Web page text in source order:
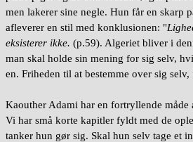
men lakerer sine negle. Hun får en skarp
afleverer en stil med konklusionen: "
eksisterer ikke. (p.59). Algeriet bliver i
man skal holde sin mening for sig selv,
en. Friheden til at bestemme over sig
Kaouther Adami har en fortryllende
Vi har små korte kapitler fyldt med de
tanker hun gør sig. Skal hun selv tage et